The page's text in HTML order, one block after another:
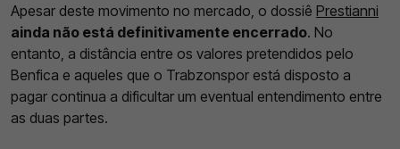
Apesar deste movimento no mercado, o dossiê Prestianni
ainda não está definitivamente encerrado. No
entanto, a distância entre os valores pretendidos pelo
Benfica e aqueles que o Trabzonspor está disposto a
pagar continua a dificultar um eventual entendimento entre
as duas partes.